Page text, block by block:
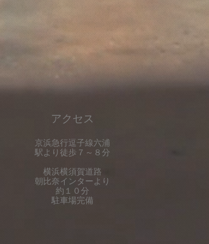
アクセス
京浜急行逗子線六浦
駅より徒歩７～８分
横浜横須賀道路
朝比奈インターより
約１０分
駐車場完備